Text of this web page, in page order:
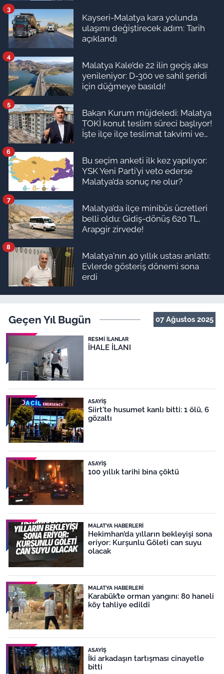
Kayseri-Malatya kara yolunda
ulaşımı değiştirecek adım: Tarih
açıklandı
3
Malatya Kale’de 22 ilin geçiş aksı
yenileniyor: D-300 ve sahil şeridi
için düğmeye basıldı!
4
Bakan Kurum müjdeledi: Malatya
TOKİ konut teslim süreci başlıyor!
İşte ilçe ilçe teslimat takvimi ve
5
Bu seçim anketi ilk kez yapılıyor:
YSK Yeni Parti’yi veto ederse
Malatya’da sonuç ne olur?
6
Malatya’da ilçe minibüs ücretleri
belli oldu: Gidiş-dönüş 620 TL,
Arapgir zirvede!
7
Malatya'nın 40 yıllık ustası anlattı:
Evlerde gösteriş dönemi sona
erdi
8
Geçen Yıl Bugün 07 Ağustos 2025
RESMI İLANLAR
İHALE İLANI
ASAYIŞ
Siirt'te husumet kanlı bitti: 1 ölü, 6
gözaltı
ASAYIŞ
100 yıllık tarihi bina çöktü
MALATYA HABERLERI
Hekimhan’da yılların bekleyişi sona
eriyor: Kurşunlu Göleti can suyu
olacak
MALATYA HABERLERI
Karabük’te orman yangını: 80 haneli
köy tahliye edildi
ASAYIŞ
İki arkadaşın tartışması cinayetle
bitti